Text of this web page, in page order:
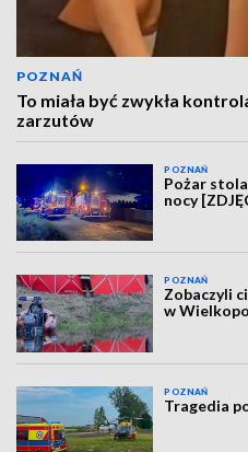
POZNAŃ
To miała być zwykła
zarzutów
POZNAŃ
Pożar
nocy
POZNAŃ
Zobaczyli
w
POZNAŃ
Tragedia